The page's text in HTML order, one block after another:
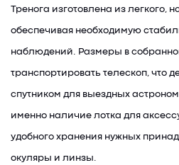
Тренога изготовлена из легкого,
обеспечивая необходимую
наблюдений. Размеры в
транспортировать телескоп, что
спутником для выездных
именно наличие лотка для
удобного хранения нужных
окуляры и линзы.